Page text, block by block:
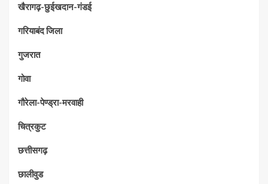
खैरागढ़-छुईखदान-गंडई
गरियाबंद जिला
गुजरात
गोवा
गौरेला-पेण्ड्रा-मरवाही
चित्रकुट
छत्तीसगढ़
छालीवुड